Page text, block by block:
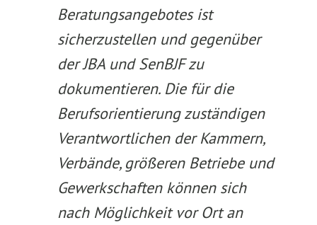
Beratungsangebotes ist
sicherzustellen und gegenüber
der JBA und SenBJF zu
dokumentieren. Die für die
Berufsorientierung zuständigen
Verantwortlichen der Kammern,
Verbände, größeren Betriebe und
Gewerkschaften können sich
nach Möglichkeit vor Ort an